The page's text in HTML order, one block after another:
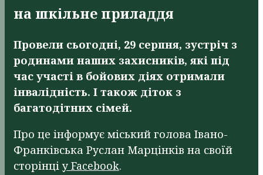
на шкільне приладдя
Провели сьогодні, 29 серпня, зустріч з
родинами наших захисників, які під
час участі в бойових діях отримали
інвалідність. І також діток з
багатодітних сімей.
Про це інформує міський голова Івано-
Франківська Руслан Марцінків на своїй
сторінціу Facebook.